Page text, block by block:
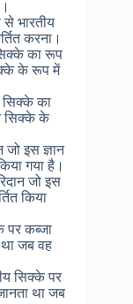
से भारतीय
करना।
का रूप
के रूप में
सिक्के का
सिक्के के
जो इस ज्ञान
गया है।
जो इस
किया
पर कब्जा
था जब वह
सिक्के पर
था जब